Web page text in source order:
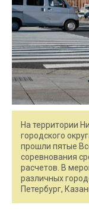
На территории
городского
прошли пятые
соревнования
расчетов. В
различных
Петербург,